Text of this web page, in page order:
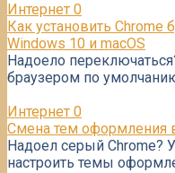
Интернет 0
Как установить
Windows 10 и macOS
Надоело
браузером по
Интернет 0
Смена тем оформления
Надоел серый Chrome?
настроить темы